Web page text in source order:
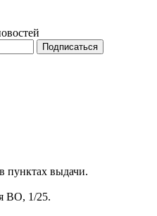
Подписаться
пунктах выдачи.
ВО, 1/25.